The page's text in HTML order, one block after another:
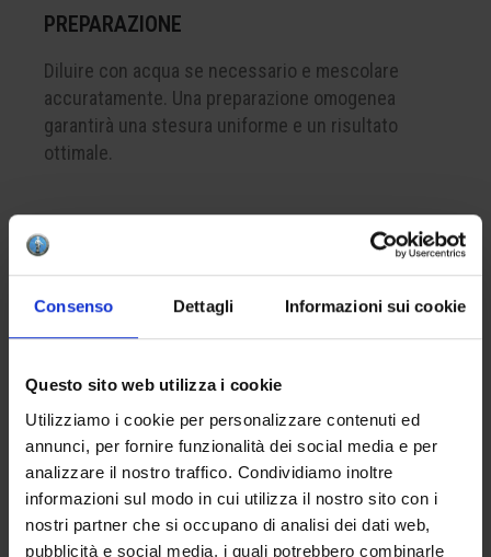
Consenso Dettagli Informazioni sui cookie
Questo sito web utilizza i cookie
Utilizziamo i cookie per personalizzare contenuti ed
annunci, per fornire funzionalità dei social media e per
analizzare il nostro traffico. Condividiamo inoltre
informazioni sul modo in cui utilizza il nostro sito con i
nostri partner che si occupano di analisi dei dati web,
pubblicità e social media, i quali potrebbero combinarle
PREPARAZIONE
Diluire con acqua se necessario e mescolare
accuratamente. Una preparazione omogenea
garantirà una stesura uniforme e un risultato
ottimale.
CREA LA TUA BOX
Per comporre la tua box del colore, ricorda di
inserire nel carrello almeno 4 prodotti. Questo è il
confezione.
APPLICAZIONE
Applicare da una a tre mani sul biscotto.
L’eventuale finitura con la cristallina apiombica